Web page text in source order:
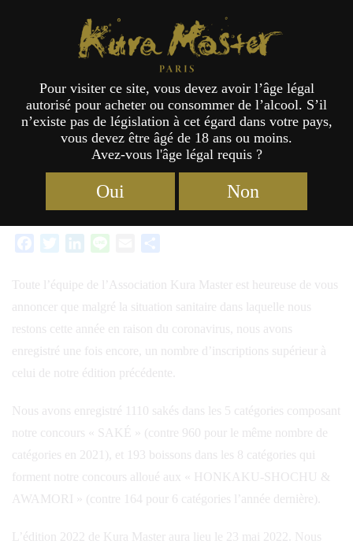
Kura Master 2022 : Bilan des
inscriptions
Actualités, Concours
Nihonshu (Saké
Honkaku Shochu & Awamori
FacebookTwitterLinkedIn Email
Toute l’équipe de l’Association Kura Master est heureuse de vous
annoncer que malgré la situation sanitaire dans laquelle nous
restons cette année en raison du coronavirus, nous avons
enregistré une fois encore, un nombre d’inscriptions supérieur à
celui de notre édition précédente.
Nous avons enregistré 1110 sakés dans les 5 catégories composant
notre concours « SAKÉ » (contre 960 pour le même nombre de
catégories en 2021), et 193 boissons dans les 8 catégories qui
forment notre concours alloué aux « HONKAKU-SHOCHU &
AWAMORI » (contre 164 pour 6 catégories l’année dernière).
L’édition 2022 de Kura Master aura lieu le 23 mai 2022. Nous
Kura Master Paris
Pour visiter ce site, vous devez avoir l’âge légal
autorisé pour acheter ou consommer de l’alcool. S’il
n’existe pas de législation à cet égard dans votre pays,
vous devez être âgé de 18 ans ou moins.
Avez-vous l'âge légal requis ?
Oui Non